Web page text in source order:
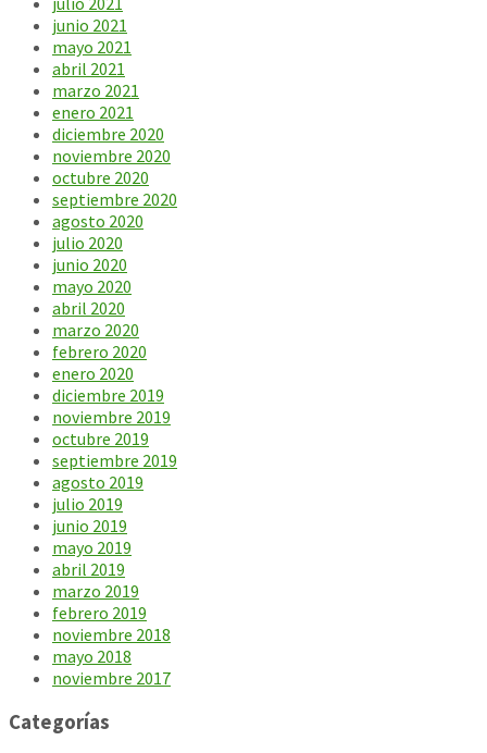
junio 2021
mayo 2021
abril 2021
marzo 2021
enero 2021
diciembre 2020
noviembre 2020
octubre 2020
septiembre 2020
agosto 2020
julio 2020
junio 2020
mayo 2020
abril 2020
marzo 2020
febrero 2020
enero 2020
diciembre 2019
noviembre 2019
octubre 2019
septiembre 2019
agosto 2019
julio 2019
junio 2019
mayo 2019
abril 2019
marzo 2019
febrero 2019
noviembre 2018
mayo 2018
noviembre 2017
Categorías